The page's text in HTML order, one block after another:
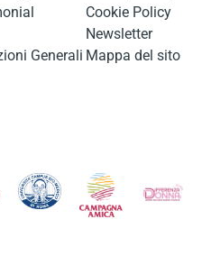
Generali
Cookie Policy
Newsletter
Mappa del sito